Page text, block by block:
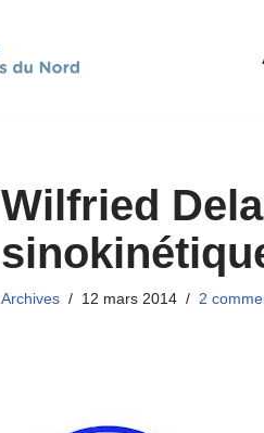
Wilfried
Archives 12 mars 2014 2